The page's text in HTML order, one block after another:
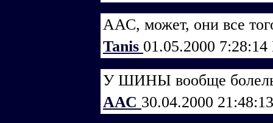
ААС, может, они все
Tanis 01.05.2000 7:28:14
У ШИНЫ вообще болелы
ААС 30.04.2000